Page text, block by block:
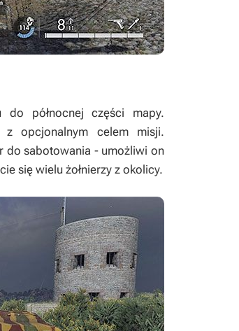
północnej części mapy.
z opcjonalnym celem misji.
do sabotowania - umożliwi on
się wielu żołnierzy z okolicy.